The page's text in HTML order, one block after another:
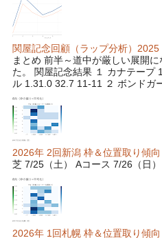
関屋記念回顧（ラップ分析）2025
まとめ 前半～道中が厳しい展開
た。 関屋記念結果 １ カナテープ
ル 1.31.0 32.7 11-11 ２ ボンドガ
2026年 2回新潟 枠＆位置取り傾向
芝 7/25（土） Aコース 7/26（日
2026年 1回札幌 枠＆位置取り傾向